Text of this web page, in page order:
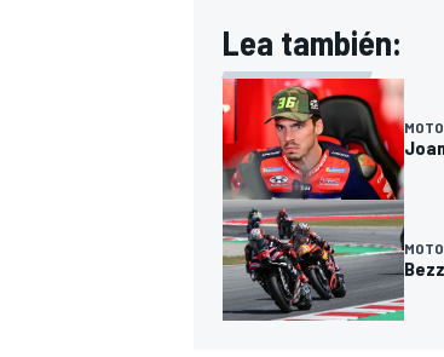
Lea también: